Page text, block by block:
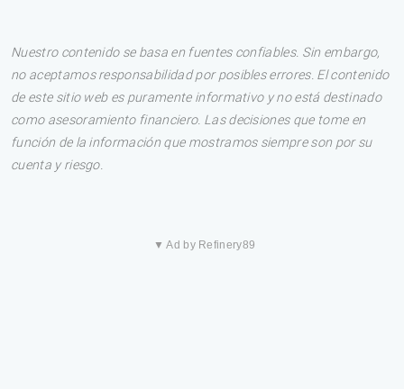
Nuestro contenido se basa en fuentes confiables. Sin embargo,
no aceptamos responsabilidad por posibles errores. El contenido
de este sitio web es puramente informativo y no está destinado
como asesoramiento financiero. Las decisiones que tome en
función de la información que mostramos siempre son por su
cuenta y riesgo.
▼ Ad by Refinery89